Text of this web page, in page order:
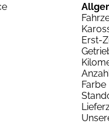
Erst-
Farbe